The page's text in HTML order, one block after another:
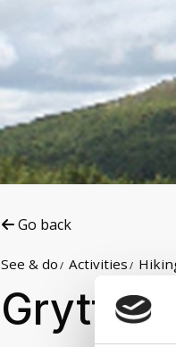
Go back
See & do Activities
Gryttind